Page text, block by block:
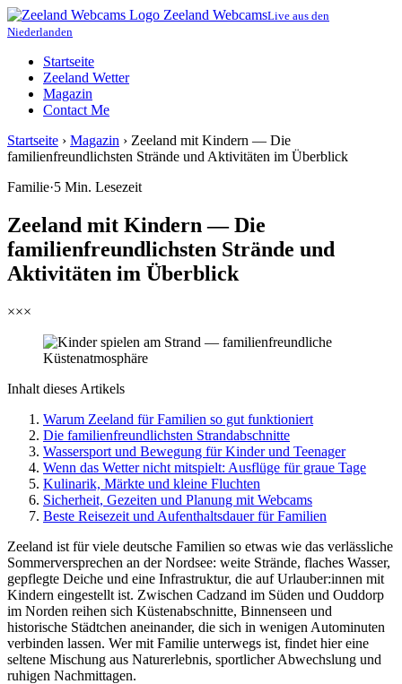
Zeeland WebcamsLive aus den
Niederlanden
Startseite
Zeeland Wetter
Magazin
Contact Me
Startseite › Magazin › Zeeland mit Kindern — Die
familienfreundlichsten Strände und Aktivitäten im Überblick
Familie·5 Min. Lesezeit
Zeeland mit Kindern — Die
familienfreundlichsten Strände und
Aktivitäten im Überblick
×××
Inhalt dieses Artikels
Warum Zeeland für Familien so gut funktioniert
Die familienfreundlichsten Strandabschnitte
Wassersport und Bewegung für Kinder und Teenager
Wenn das Wetter nicht mitspielt: Ausflüge für graue Tage
Kulinarik, Märkte und kleine Fluchten
Sicherheit, Gezeiten und Planung mit Webcams
Beste Reisezeit und Aufenthaltsdauer für Familien
Zeeland ist für viele deutsche Familien so etwas wie das verlässliche
Sommerversprechen an der Nordsee: weite Strände, flaches Wasser,
gepflegte Deiche und eine Infrastruktur, die auf Urlauber:innen mit
Kindern eingestellt ist. Zwischen Cadzand im Süden und Ouddorp
im Norden reihen sich Küstenabschnitte, Binnenseen und
historische Städtchen aneinander, die sich in wenigen Autominuten
verbinden lassen. Wer mit Familie unterwegs ist, findet hier eine
seltene Mischung aus Naturerlebnis, sportlicher Abwechslung und
ruhigen Nachmittagen.